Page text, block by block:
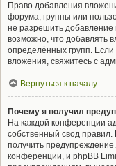
Право добавления
форума, группы или
не разрешить
возможно, что добавлять
определённых групп.
вложения, свяжитесь с
Вернуться к началу
Почему я получил
На каждой конференции
собственный свод
получить
конференции, и phpBB